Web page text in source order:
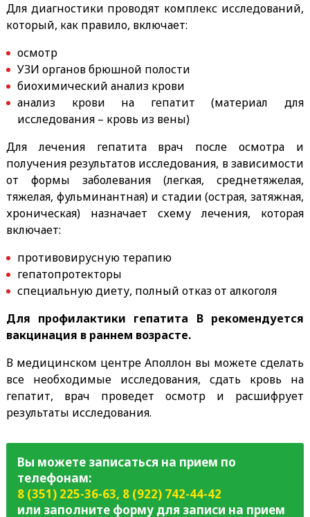
Для диагностики проводят комплекс исследований,
который, как правило, включает:
осмотр
УЗИ органов брюшной полости
биохимический анализ крови
анализ крови на гепатит (материал для
исследования – кровь из вены)
Для лечения гепатита врач после осмотра и
получения результатов исследования, в зависимости
от формы заболевания (легкая, среднетяжелая,
тяжелая, фульминантная) и стадии (острая, затяжная,
хроническая) назначает схему лечения, которая
включает:
противовирусную терапию
гепатопротекторы
специальную диету, полный отказ от алкоголя
Для профилактики гепатита В рекомендуется
вакцинация в раннем возрасте.
В медицинском центре Аполлон вы можете сделать
все необходимые исследования, сдать кровь на
гепатит, врач проведет осмотр и расшифрует
результаты исследования.
Вы можете записаться на прием по
телефонам:
8 (351) 225-36-63, 8 (922) 742-44-42
или заполните форму для записи на прием